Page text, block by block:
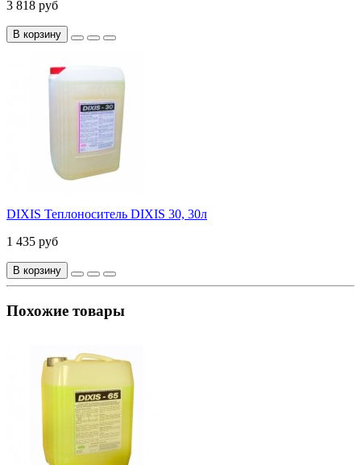
3 818 руб
В корзину
DIXIS Теплоноситель DIXIS 30, 30л
1 435 руб
В корзину
Похожие товары